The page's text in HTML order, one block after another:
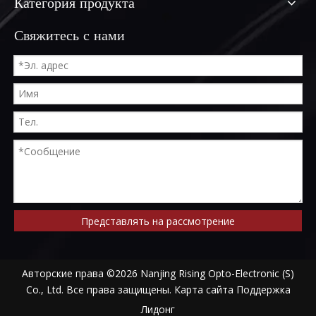
Свяжитесь с нами
Представлять на рассмотрение
Авторские права ©2026 Nanjing Rising Opto-Electronic (S)
Co., Ltd. Все права защищены. Карта сайта Поддержка
Лидонг